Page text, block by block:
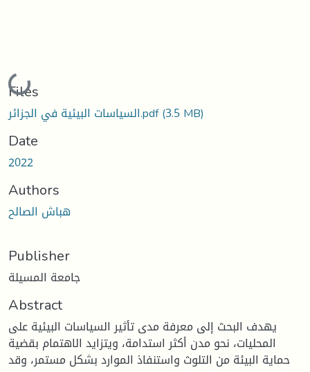
Loading...
Files
السياسات البيئية في الجزائر.pdf(3.5 MB)
Date
2022
Authors
هباش الصالح
Publisher
جامعة المسيلة
Abstract
يهدف البحث إلى معرفة مدى تأثير السياسات البيئية على
المحليات، نحو مدن أكثر استدامة، ویتزاید الاھتمام بقضیة
حمایة البیئة من التلوث واستنفاذ الموارد بشكل مستمر، وقد